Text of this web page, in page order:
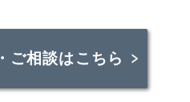
ご相談はこちら